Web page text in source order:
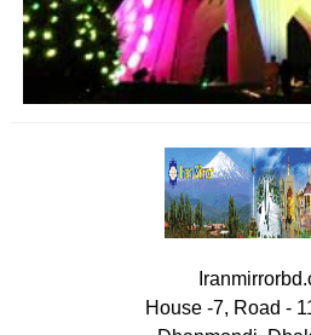
House -7, Road -